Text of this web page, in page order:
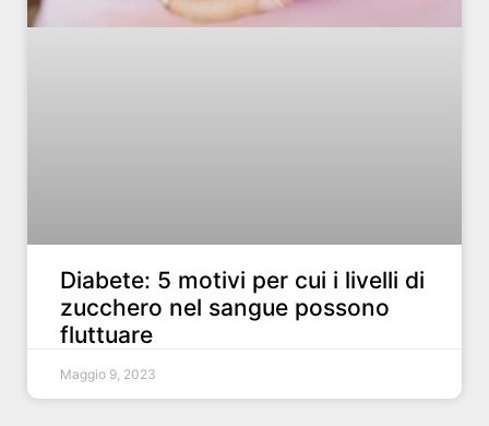
Diabete: 5 motivi per cui i livelli di
zucchero nel sangue possono
fluttuare
Maggio 9, 2023